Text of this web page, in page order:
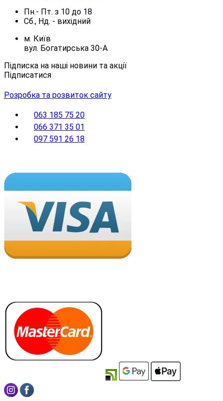
Пн.- Пт. з 10 до 18
Сб., Нд. - вихідний
м. Київ
вул. Богатирська 30-А
Підписка на наші новини та акції
Підписатися
Розробка та розвиток сайту
063 185 75 20
066 371 35 01
097 591 26 18